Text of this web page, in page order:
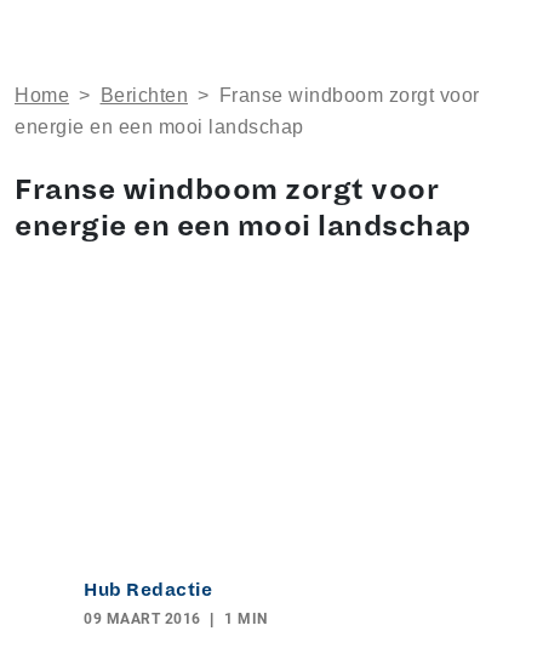
Home > Berichten >
Franse windboom zorgt voor
energie en een mooi landschap
Franse windboom zorgt voor
energie en een mooi landschap
Hub Redactie
09 MAART 2016 1 MIN